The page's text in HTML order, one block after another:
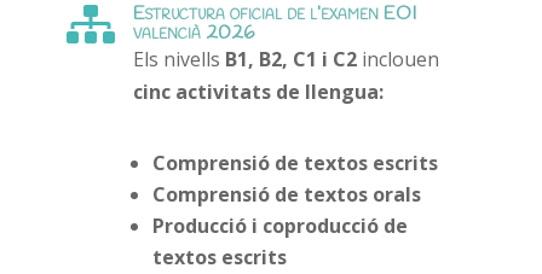
 Estructura oficial de l’examen EOI
valencià 2026
Els nivells B1, B2, C1 i C2inclouen
cinc activitats de llengua:
Comprensió de textos escrits
Comprensió de textos orals
Producció i coproducció de
textos escrits